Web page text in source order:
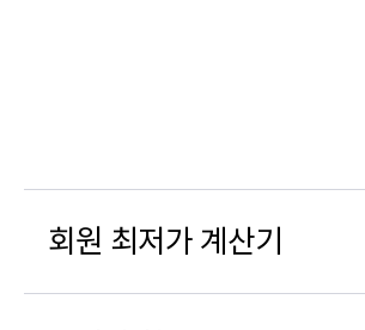
회원 최저가 계산기